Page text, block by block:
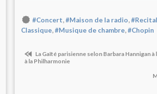
#Concert,#Maison de la radio,#Recital
Classique,#Musique de chambre,#Chopin
La Gaîté parisienne selon Barbara Hannigan
à la Philharmonie